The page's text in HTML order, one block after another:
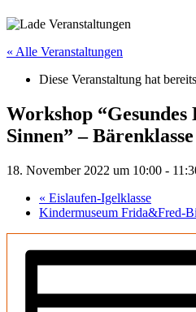
« Alle Veranstaltungen
Diese Veranstaltung hat
Workshop “Gesundes
Sinnen” – Bärenklasse
18. November 2022 um 10:00 -
« Eislaufen-Igelklasse
Kindermuseum Frida&Fred-